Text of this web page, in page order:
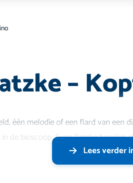
–
één melodie of een flard van
de bioscoop. Sven Ratzke begrijpt
Lees verder